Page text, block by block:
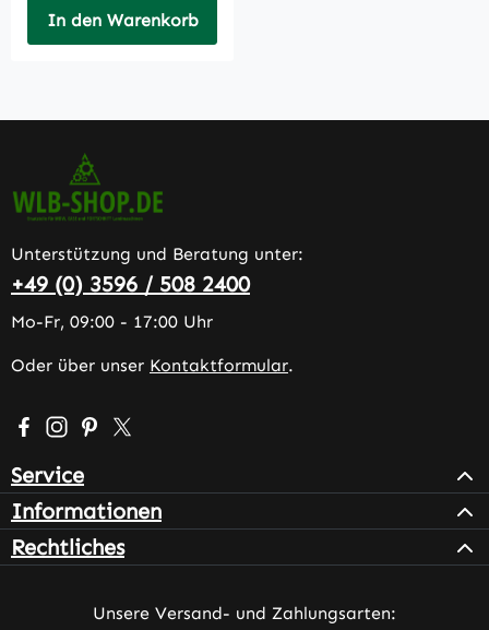
In den Warenkorb
Unterstützung und Beratung unter:
+49 (0) 3596 / 508 2400
Mo-Fr, 09:00 - 17:00 Uhr
Oder über unser Kontaktformular.
Besuche uns auf Facebook – öffnet in neuem Tab
Schau auf Instagram vorbei – öffnet in neuem Tab
Lass dich auf Pinterest inspirieren – öffnet in
Folge uns auf X – öffnet in neuem Tab
Service
Informationen
Rechtliches
Unsere Versand- und Zahlungsarten: